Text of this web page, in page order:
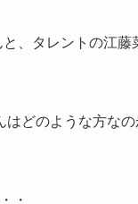
、タレントの江
どのような方な
・